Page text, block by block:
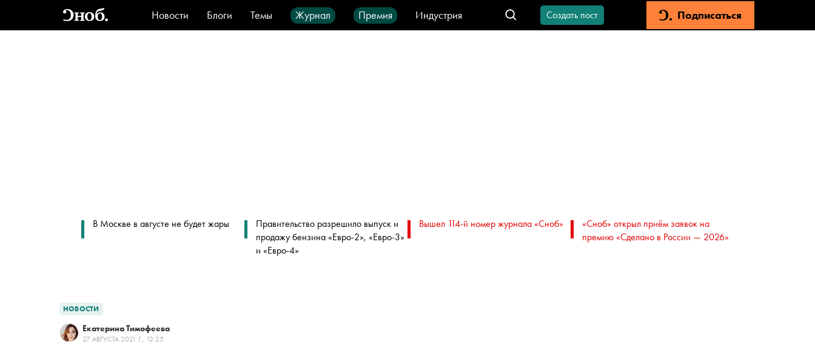
Новости Блоги Темы Журнал Премия
Индустрия
Стиль
Видео Город IT-продукты
Создать пост Подписаться
В Москве в августе не будет жары
Правительство разрешило выпуск и
продажу бензина «Евро-2», «Евро-3»
и «Евро-4»
Вышел 114-й номер журнала «Сноб»
«Сноб» открыл приём заявок на
премию «Сделано в России — 2026»
НОВОСТИ
Екатерина Тимофеева
27 АВГУСТА 2021 Г., 12:25